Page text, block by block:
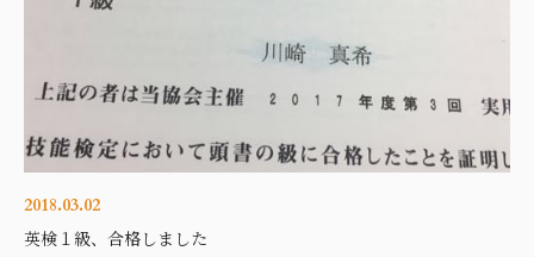
2018.03.02
英検１級、合格しました